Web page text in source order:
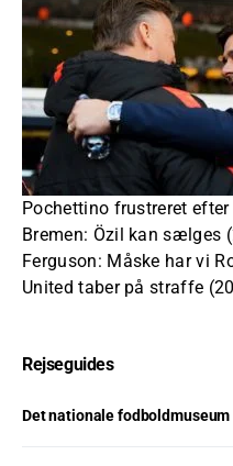
Pochettino frustreret
Bremen: Özil kan sælges
Ferguson: Måske har vi
United taber på straffe
Rejseguides
Det nationale fodboldmuseum